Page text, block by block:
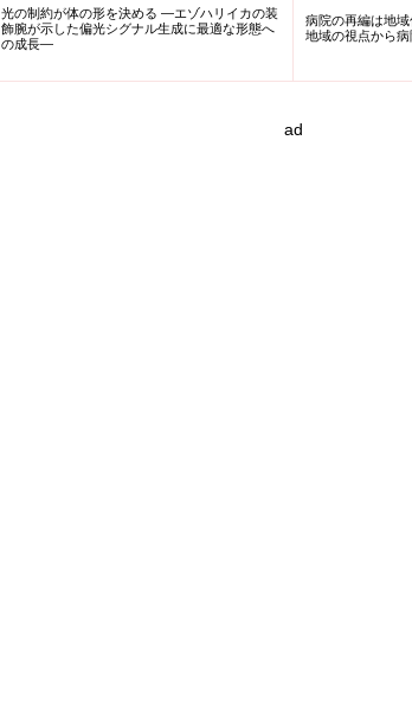
光の制約が体の形を決める ―エゾハリイカの装
飾腕が示した偏光シグナル生成に最適な形態へ
の成長―
病院の再編は地
地域の視点から
ad